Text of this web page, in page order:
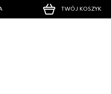
TWÓJ KOSZYK